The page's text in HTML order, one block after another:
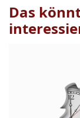
Das